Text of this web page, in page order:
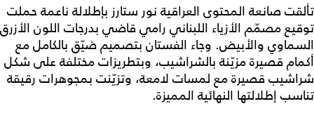
تألقت صانعة المحتوى العراقية نور ستارز بإطلالة ناعمة حملت
توقيع مصمّم الأزياء اللبناني رامي قاضي بدرجات اللون الأزرق
السماوي والأبيض. وجاء الفستان بتصميم ضيّق بالكامل مع
أكمام قصيرة مزيّنة بالشراشيب، وبتطريزات مختلفة على شكل
شراشيب قصيرة مع لمسات لامعة، وتزيّنت بمجوهرات رقيقة
تناسب إطلالتها النهائية المميزة.